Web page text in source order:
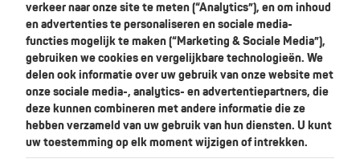
+31 (0)492 218975
info@skylar.nl
+31 619966247
Achterdijk 14
5705CB Helmond
verkeer naar onze site te meten (“Analytics”), en om inhoud
en advertenties te personaliseren en sociale media-
functies mogelijk te maken (“Marketing & Sociale Media”),
gebruiken we cookies en vergelijkbare technologieën. We
delen ook informatie over uw gebruik van onze website met
onze sociale media-, analytics- en advertentiepartners, die
deze kunnen combineren met andere informatie die ze
hebben verzameld van uw gebruik van hun diensten. U kunt
uw toestemming op elk moment wijzigen of intrekken.